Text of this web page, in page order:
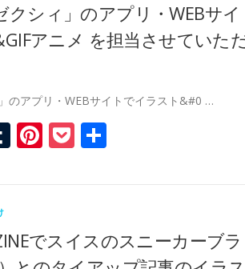
クシィ」のアプリ・WEBサイ
アニメ を担当させていた
のアプリ・WEBサイトでイラスト&#0 …
Tumblr
Pinterest
Pocket
でスイスのスニーカーブラ